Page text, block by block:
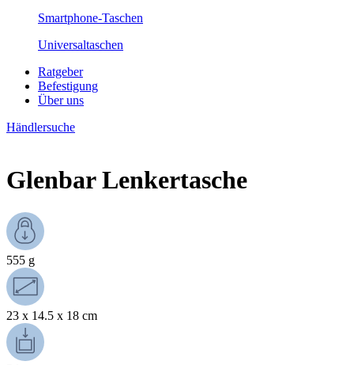
Smartphone-Taschen
Universaltaschen
Ratgeber
Befestigung
Über uns
Händlersuche
Glenbar Lenkertasche
555 g
23 x 14.5 x 18 cm